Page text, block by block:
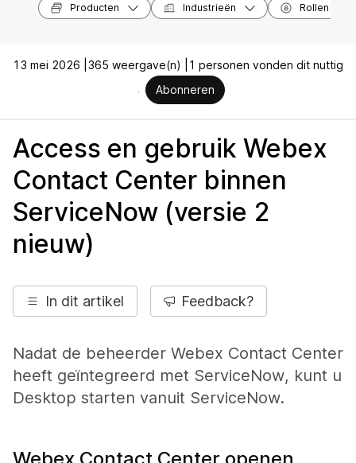
Producten Industrieën Rollen
13 mei 2026 | 365 weergave(n) |
1 personen vonden dit nuttig
Abonneren
Access en gebruik Webex
Contact Center binnen
ServiceNow (versie 2
nieuw)
In dit artikel Feedback?
Nadat de beheerder Webex Contact Center
heeft geïntegreerd met ServiceNow, kunt u
Desktop starten vanuit ServiceNow.